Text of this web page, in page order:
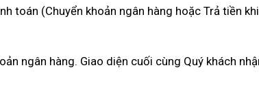
toán (Chuyển khoản ngân hàng hoặc Trả tiền
ngân hàng. Giao diện cuối cùng Quý khách